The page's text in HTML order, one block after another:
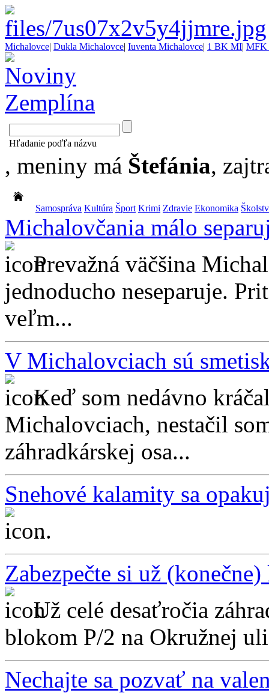
Michalovce| Dukla Michalovce| Iuventa Michalovce| 1 BK MI| MFK
Hľadanie poďľa názvu
, meniny má Štefánia,
Samospráva Kultúra Šport Krimi Zdravie Ekonomika
Michalovčania málo
Prevažná väčšina
jednoducho neseparuje.
veľm...
V Michalovciach sú
Keď som nedávno
Michalovciach, nestačil
záhradkárskej osa...
Snehové kalamity sa
...
Zabezpečte si už
Už celé desaťročia
blokom P/2 na Okružnej
Nechajte sa pozvať na